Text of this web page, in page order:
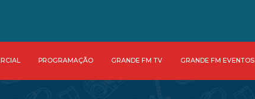
PROGRAMAÇÃO GRANDE FM TV GRANDE FM EVENTOS